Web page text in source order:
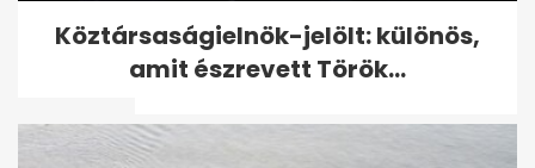
Duna-vízszint: Nagybajcsnál
és Budapesten nőtt, Pakson
csak...
Köztársaságielnök-jelölt: különös,
amit észrevett Török...